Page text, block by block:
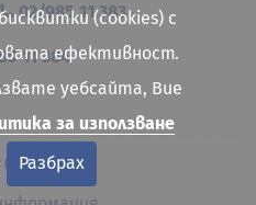
02/985 11 383
11 384
сайта
(cookies) с
ефективност.
уебсайта, Вие
за използване
Разбрах